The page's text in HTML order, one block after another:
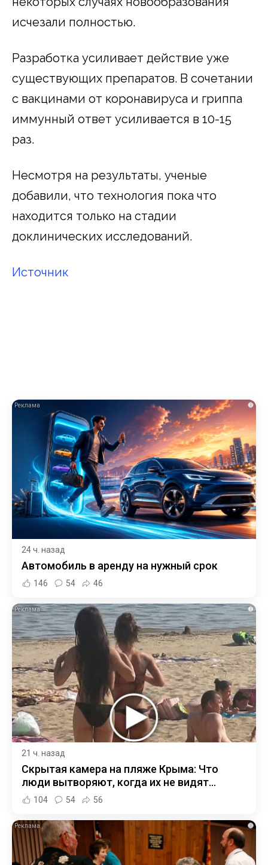
исчезали полностью.
Разработка усиливает действие уже
существующих препаратов. В сочетании
с вакцинами от коронавируса и гриппа
иммунный ответ усиливается в 10-15
раз.
Несмотря на результаты, ученые
добавили, что технология пока что
находится только на стадии
доклинических исследований.
Источник
i
24 ч. назад
Автомобиль в аренду на нужный срок
146 54 46
i
21 ч. назад
Скрытая камера на пляже Крыма: Что
люди вытворяют, когда их не видят...
104 54 56
i